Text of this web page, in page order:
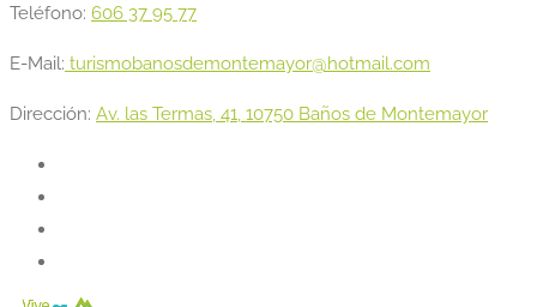
Teléfono: 606 37 95 77
E-Mail: turismobanosdemontemayor@hotmail.com
Dirección: Av. las Termas, 41, 10750 Baños de Montemayor